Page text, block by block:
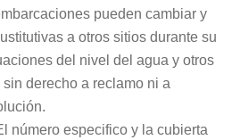
pueden cambiar y
a otros sitios durante su
del nivel del agua y otros
derecho a reclamo ni a
número especifico y la cubierta